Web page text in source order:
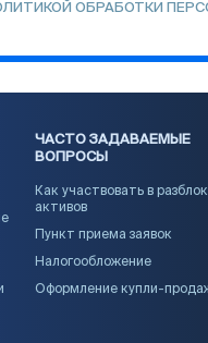
ОБРАБОТКИ
ЧАСТО ЗАДАВАЕМЫЕ
ВОПРОСЫ
Как участвовать в
активов
Пункт приема заявок
Налогообложение
Оформление купли-